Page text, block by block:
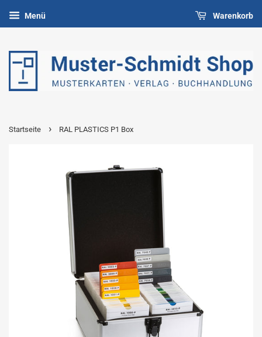
Menü Warenkorb
Startseite › RAL PLASTICS P1 Box